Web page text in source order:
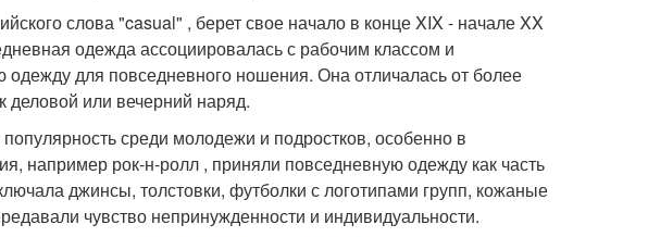
слова "casual" , берет свое начало в конце XIX - начале XX
одежда ассоциировалась с рабочим классом и
для повседневного ношения. Она отличалась от более
деловой или вечерний наряд.
среди молодежи и подростков, особенно в
рок-н-ролл , приняли повседневную одежду как часть
джинсы, толстовки, футболки с логотипами групп, кожаные
чувство непринужденности и индивидуальности.